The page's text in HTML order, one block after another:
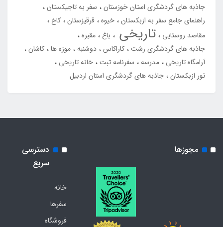
جاذبه های گردشگری استان خوزستان
سفر به تاجیکستان
راهنمای جامع سفر به ازبکستان خیوه قرقیزستان کاخ
مقاصد روستایی
تاریخی باغ مقبره
جاذبه های گردشگری رشت کاراکاس دوشنبه موزه ها کاشان
آرامگاه تاریخی
مدرسه سفرنامه تبت خانه تاریخی
تور ازبکستان جاذبه های گردشگری استان اردبیل
مجوزها
دسترسی
سریع
خانه
سفرها
فروشگاه